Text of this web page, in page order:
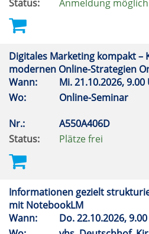
Status:
Anmeldung möglich
Digitales Marketing kompakt –
modernen Online-Strategien
Wann:
Mi.21.10.2026, 9.00
Wo:
Online-Seminar
Nr.:
A550A406D
Status:
Plätze frei
Informationen gezielt
mit NotebookLM
Wann:
Do.22.10.2026,